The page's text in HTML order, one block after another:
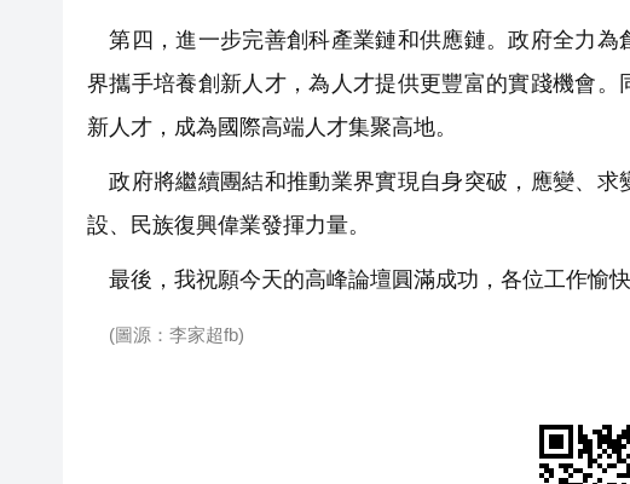
第四，進一步完善創科產業鏈和供應鏈。政府全力為
界攜手培養創新人才，為人才提供更豐富的實踐機會
新人才，成為國際高端人才集聚高地。
政府將繼續團結和推動業界實現自身突破，應變、求
設、民族復興偉業發揮力量。
最後，我祝願今天的高峰論壇圓滿成功，各位工作愉
(圖源：李家超fb)